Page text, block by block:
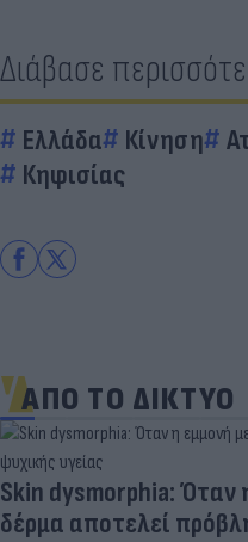
Διάβασε
Ελλάδα Κίνηση
Κηφισίας
ΑΠΟ ΤΟ ΔΙΚΤΥΟ
Skin dysmorphia: Όταν
δέρμα αποτελεί